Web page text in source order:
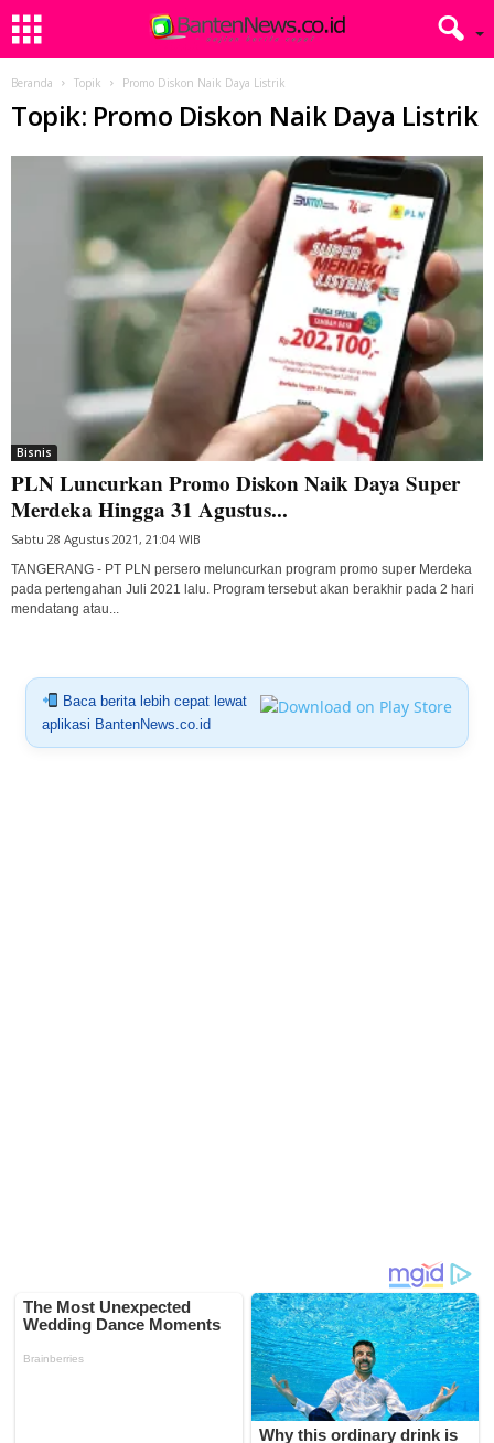
Beranda Topik Promo Diskon Naik Daya Listrik
Topik: Promo Diskon Naik Daya Listrik
Bisnis
PLN Luncurkan Promo Diskon Naik Daya Super
Merdeka Hingga 31 Agustus...
Sabtu 28 Agustus 2021, 21:04 WIB
TANGERANG - PT PLN persero meluncurkan program promo super Merdeka
pada pertengahan Juli 2021 lalu. Program tersebut akan berakhir pada 2 hari
mendatang atau...
Baca berita lebih cepat lewat
aplikasi BantenNews.co.id